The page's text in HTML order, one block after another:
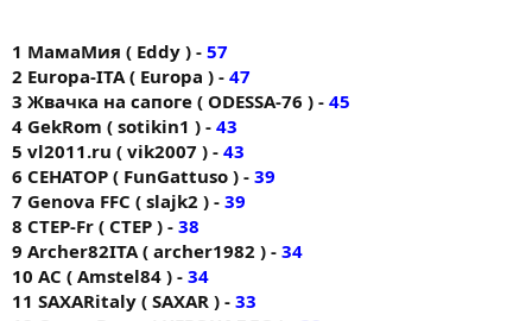
1 МамаМия ( Eddy ) - 57
2 Europa-ITA ( Europa ) - 47
3 Жвачка на сапоге ( ODESSA-76 ) - 45
4 GekRom ( sotikin1 ) - 43
5 vl2011.ru ( vik2007 ) - 43
6 СЕНАТОР ( FunGattuso ) - 39
7 Genova FFC ( slajk2 ) - 39
8 CTEP-Fr ( CTEP ) - 38
9 Archer82ITA ( archer1982 ) - 34
10 AC ( Amstel84 ) - 34
11 SAXARitaly ( SAXAR ) - 33